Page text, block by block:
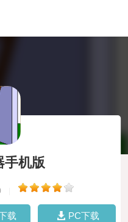
手机版
载 PC下载